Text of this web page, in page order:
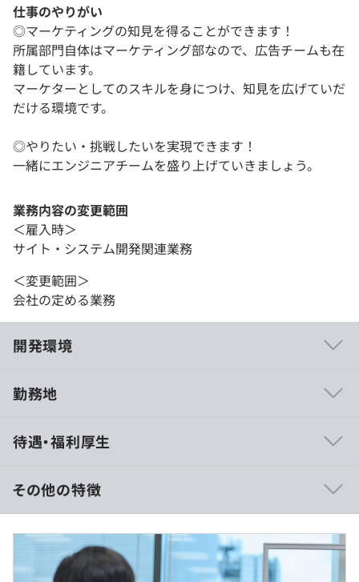
仕事のやりがい
◎マーケティングの知見を得ることができます！
所属部門自体はマーケティング部なので、広告チームも在
籍しています。
マーケターとしてのスキルを身につけ、知見を広げていだ
だける環境です。
◎やりたい・挑戦したいを実現できます！
一緒にエンジニアチームを盛り上げていきましょう。
業務内容の変更範囲
＜雇入時＞
サイト・システム開発関連業務
＜変更範囲＞
会社の定める業務
開発環境
販売）において、個人のお客さまの顧客創出・維持の役割
コンバージョン獲得をはじめ、WEBサイト制作や広告ク
リエイティブ制作、CRM/CX業務、商品データ登録管理、
コールセンター業務までさまざまな機能を有しており、集
客から契約データの再活用まで、オープンハウスグループ
の事業の売上と利益に直結する幅広い業務をカバーしてい
ます。
勤務地
待遇・福利厚生
※年収400万～500万の事例の場合
■賃金形態：月給制
■賃金の決定方法：当社規定により決定
■月給：約33万〜41万円（固定残業代を含む）
その他の特徴